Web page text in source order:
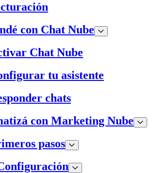
con Chat Nube
Chat Nube
tu asistente
chats
con Marketing Nube
pasos